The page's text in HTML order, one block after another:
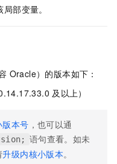
部变量。
Oracle） 的版本如下：
及以上）
本号 ，也可以通
语句查看。如未
升级内核小版本。